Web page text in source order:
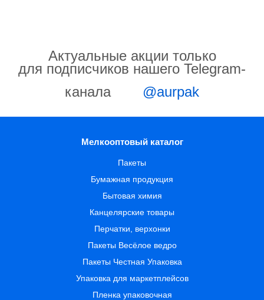
Актуальные акции только
для подписчиков нашего Telegram-
канала
@aurpak
Мелкооптовый каталог
Пакеты
Бумажная продукция
Бытовая химия
Канцелярские товары
Перчатки, верхонки
Пакеты Весёлое ведро
Пакеты Честная Упаковка
Упаковка для маркетплейсов
Пленка упаковочная